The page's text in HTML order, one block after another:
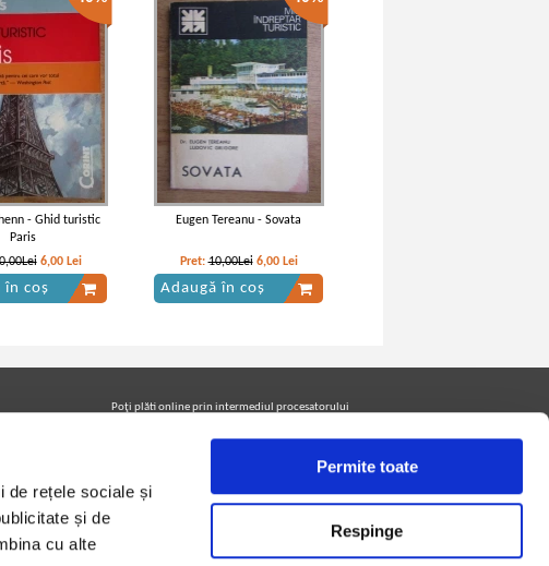
de rețele sociale și
și de
cu alte
Permite toate
Respinge
- Ghid turistic
Paris
6,00 Lei
în coș
Eugen Tereanu - Sovata
Pret:10,00Lei 6,00 Lei
Adaugă în coș
Poţi plăti online prin intermediul procesatorului
Urmăreşte-ne pe facebook pentru a fi la curent cu